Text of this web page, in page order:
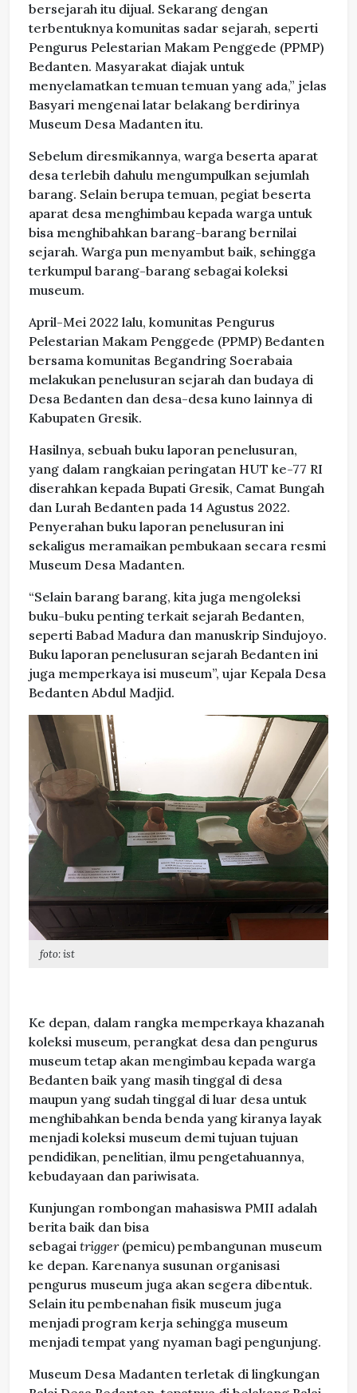
bersejarah itu dijual. Sekarang dengan
terbentuknya komunitas sadar sejarah, seperti
Pengurus Pelestarian Makam Penggede (PPMP)
Bedanten. Masyarakat diajak untuk
menyelamatkan temuan temuan yang ada,” jelas
Basyari mengenai latar belakang berdirinya
Museum Desa Madanten itu.
Sebelum diresmikannya, warga beserta aparat
desa terlebih dahulu mengumpulkan sejumlah
barang. Selain berupa temuan, pegiat beserta
aparat desa menghimbau kepada warga untuk
bisa menghibahkan barang-barang bernilai
sejarah. Warga pun menyambut baik, sehingga
terkumpul barang-barang sebagai koleksi
museum.
April-Mei 2022 lalu, komunitas Pengurus
Pelestarian Makam Penggede (PPMP) Bedanten
bersama komunitas Begandring Soerabaia
melakukan penelusuran sejarah dan budaya di
Desa Bedanten dan desa-desa kuno lainnya di
Kabupaten Gresik.
Hasilnya, sebuah buku laporan penelusuran,
yang dalam rangkaian peringatan HUT ke-77 RI
diserahkan kepada Bupati Gresik, Camat Bungah
dan Lurah Bedanten pada 14 Agustus 2022.
Penyerahan buku laporan penelusuran ini
sekaligus meramaikan pembukaan secara resmi
Museum Desa Madanten.
“Selain barang barang, kita juga mengoleksi
buku-buku penting terkait sejarah Bedanten,
seperti Babad Madura dan manuskrip Sindujoyo.
Buku laporan penelusuran sejarah Bedanten ini
juga memperkaya isi museum”, ujar Kepala Desa
Bedanten Abdul Madjid.
foto: ist
Ke depan, dalam rangka memperkaya khazanah
koleksi museum, perangkat desa dan pengurus
museum tetap akan mengimbau kepada warga
Bedanten baik yang masih tinggal di desa
maupun yang sudah tinggal di luar desa untuk
menghibahkan benda benda yang kiranya layak
menjadi koleksi museum demi tujuan tujuan
pendidikan, penelitian, ilmu pengetahuannya,
kebudayaan dan pariwisata.
Kunjungan rombongan mahasiswa PMII adalah
berita baik dan bisa
sebagai trigger (pemicu) pembangunan museum
ke depan. Karenanya susunan organisasi
pengurus museum juga akan segera dibentuk.
Selain itu pembenahan fisik museum juga
menjadi program kerja sehingga museum
menjadi tempat yang nyaman bagi pengunjung.
Museum Desa Madanten terletak di lingkungan